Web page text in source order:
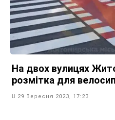
На двох вулицях
розмітка для
29 Вересня 2023, 17:23